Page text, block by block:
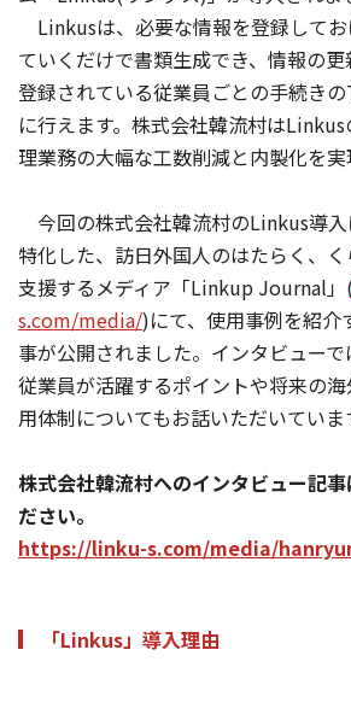
Linkusは、必要な情報を登録して
ていくだけで書類生成でき、情報の
登録されている従業員ごとの手続き
に行えます。株式会社韓流村は
理業務の大幅な工数削減と内製化を実
今回の株式会社韓流村のLinkus導
特化した、訪日外国人のはたらく、
支援するメディア「Linkup Journal」(
s.com/media/)にて、使用事例を紹介
事が公開されました。インタビュー
従業員が活躍するポイントや将来の
用体制についてもお話いただいていま
株式会社韓流村へのインタビュー記
ださい。
https://linku-s.com/media/
「Linkus」導入理由